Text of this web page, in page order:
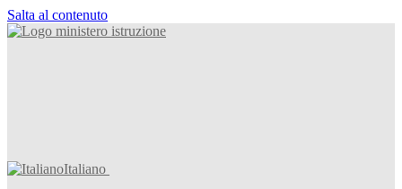
Salta al contenuto
Italiano